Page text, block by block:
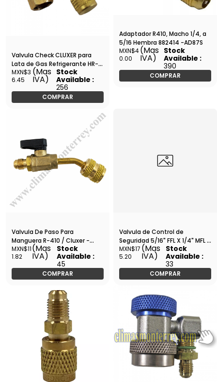
Valvula Check CLUXER para
Lata de Gas Refrigerante HR-
28 - CXHR-28 - VVCHRF001
MXN$3
6.45
(Mas
IVA)
Stock
Available :
256
COMPRAR
Adaptador R410, Macho 1/4, a
5/16 Hembra 882414 -AD87S
MXN$4
0.00
(Mas
IVA)
Stock
Available :
390
COMPRAR
Valvula De Paso Para
Manguera R-410 / Cluxer -
CXCW-349
MXN$11
1.82
(Mas
IVA)
Stock
Available :
45
COMPRAR
Valvula de Control de
Seguridad 5/16" FFL X 1/4" MFL -
WIP-MCV-2
MXN$17
5.20
(Mas
IVA)
Stock
Available :
33
COMPRAR